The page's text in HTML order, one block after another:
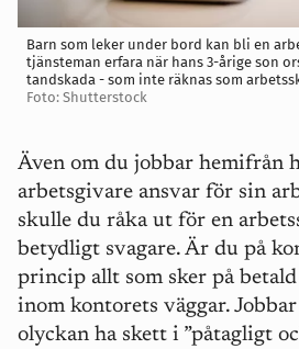
Barn som leker under bord kan bli en
tjänsteman erfara när hans 3-årige son
tandskada - som inte räknas som
Foto: Shutterstock
Även om du jobbar hemifrån
arbetsgivare ansvar för sin
skulle du råka ut för en
betydligt svagare. Är du på
princip allt som sker på
inom kontorets väggar.
olyckan ha skett i ”påtagligt